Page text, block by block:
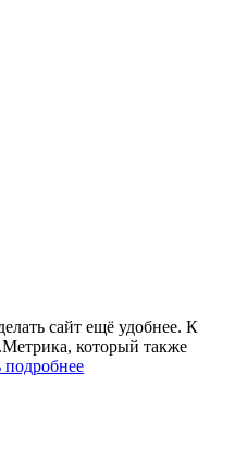
сайт ещё удобнее. К
который также
подробнее